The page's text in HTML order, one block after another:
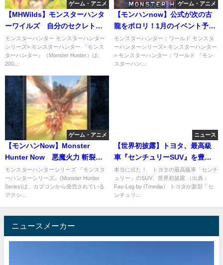
ゲーム・アニメ
【MHWilds】モンスターハンタ
ーワイルズ 自分のセクレトと
勘違いするウルトラマン#モンハ
ン #
モンスターハンター モンスターハンター
シリーズ> モンスターハンター 『モンス
ターハンター』（Monster Hunter）は、
200...
ゲーム・アニメ
【モンハンnow】公式が次の古
龍をポロリ！1月のイベント予定
公開！内容と注意点まとめ
モンスターハンター：ワールド モンスタ
ーハンターシリーズ> モンスターハンター
> モンスターハンター：ワールド 『モン
スターハン...
ゲーム・アニメ
【モンハンNow】Monster
Hunter Now 悪魔火力 斬裂電
撃ライトボウガン装備
モンスターハンターシリーズ 『モンスタ
ーハンターシリーズ』(Monster Hunter
Series)は、カプコンから発売されている
アクシ...
ニュース
【世界初披露】トヨタ、最高級
車『センチュリーSUV』を豊田
章男会長が発表
本当に出た！ トヨタの最高級車「センチ
ュリー」のSUV、世界初披露 （出典：
Fav-Log by ITmedia） トヨタが新型「セ
ンチュリ...
ニュースメーカー